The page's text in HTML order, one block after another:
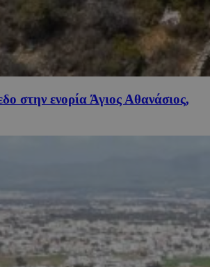
στην ενορία Άγιος Αθανάσιος,